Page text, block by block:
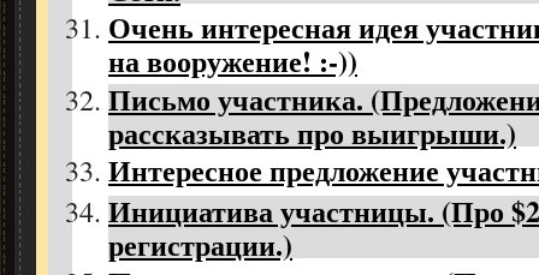
Очень интересная идея
на вооружение! :-))
Письмо участника.
рассказывать про выигрыши.)
Интересное предложение
Инициатива участницы. (Про
регистрации.)